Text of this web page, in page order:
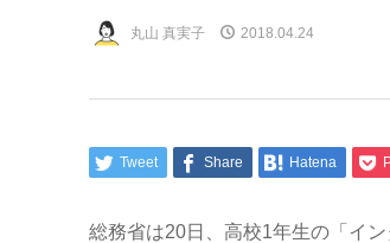
丸山 真実子 2018.04.24
Tweet Share Hatena
総務省は20日、高校1年生の「イ